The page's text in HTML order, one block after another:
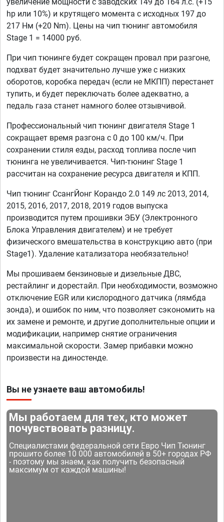
hp или 10%) и крутящего момента с исходных 197 до
217 Нм (+20 Nm). Цены на чип тюнинг автомобиля
Stage 1 = 14000 руб.
При чип тюнинге будет сокращен провал при разгоне,
подхват будет значительно лучше уже с низких
оборотов, коробка передач (если не МКПП) перестанет
тупить, и будет переключать более адекватно, а
педаль газа станет намного более отзывчивой.
Профессиональный чип тюнинг двигателя Stage 1
сокращает время разгона с 0 до 100 км/ч. При
сохранении стиля езды, расход топлива после чип
тюнинга не увеличивается. Чип-тюнинг Stage 1
рассчитан на сохранение ресурса двигателя и КПП.
Чип тюнинг СсангЙонг Корандо 2.0 149 лс 2013, 2014,
2015, 2016, 2017, 2018, 2019 годов выпуска
производится путем прошивки ЭБУ (Электронного
Блока Управления двигателем) и не требует
физического вмешательства в конструкцию авто (при
Stage1). Удаление катализатора необязательно!
Мы прошиваем бензиновые и дизельные ДВС,
рестайлинг и дорестайл. При необходимости, возможно
отключение EGR или кислородного датчика (лямбда
зонда), и ошибок по ним, что позволяет сэкономить на
их замене и ремонте, и другие дополнительные опции и
модификации, например снятие ограничения
максимальной скорости. Замер прибавки можно
произвести на диностенде.
Вы не узнаете ваш автомобиль!
Мы работаем для тех, кто может
почувствовать разницу.
Специалистами федеральной сети Евро Чип Тюнинг
прошито более 10 000 автомобилей в 50+ городах РФ
- поэтому мы знаем, как получить безопасный
максимум от каждой машины!